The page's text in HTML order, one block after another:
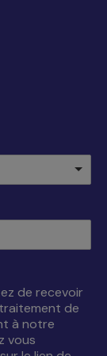
de recevoir
de
à notre
vous